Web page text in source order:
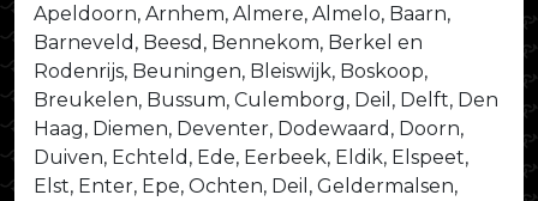
Apeldoorn, Arnhem, Almere, Almelo, Baarn,
Barneveld, Beesd, Bennekom, Berkel en
Rodenrijs, Beuningen, Bleiswijk, Boskoop,
Breukelen, Bussum, Culemborg, Deil, Delft, Den
Haag, Diemen, Deventer, Dodewaard, Doorn,
Duiven, Echteld, Ede, Eerbeek, Eldik, Elspeet,
Elst, Enter, Epe, Ochten, Deil, Geldermalsen,